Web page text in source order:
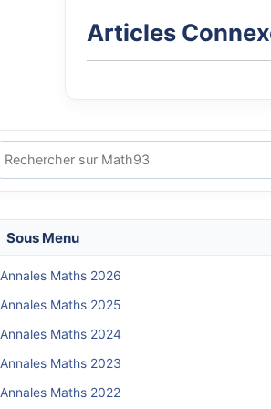
Articles
Sous Menu
Annales Maths 2026
Annales Maths 2025
Annales Maths 2024
Annales Maths 2023
Annales Maths 2022